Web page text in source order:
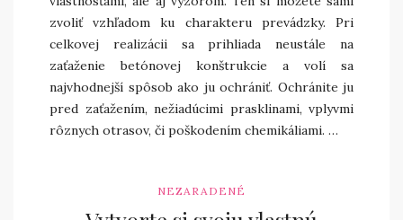
zvoliť vzhľadom ku charakteru prevádzky. Pri
celkovej realizácii sa prihliada neustále na
zaťaženie betónovej konštrukcie a volí sa
najvhodnejší spôsob ako ju ochrániť. Ochránite ju
pred zaťažením, nežiadúcimi prasklinami, vplyvmi
rôznych otrasov, či poškodením chemikáliami. …
NEZARADENÉ